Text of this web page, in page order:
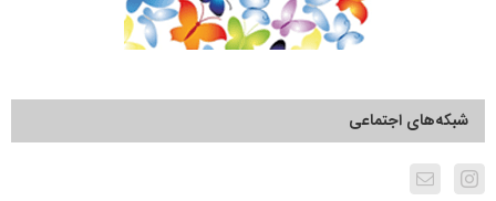
شبکه‌های اجتماعی